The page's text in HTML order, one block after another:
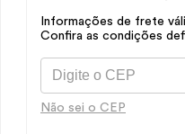
Informações de frete
Confira as condições
Não sei o CEP